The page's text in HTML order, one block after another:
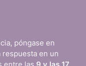
póngase en
en un